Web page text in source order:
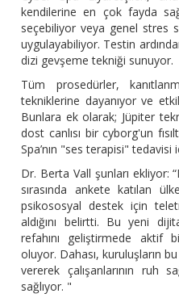
kendilerine en çok fayda
seçebiliyor veya genel stres
uygulayabiliyor. Testin
dizi gevşeme tekniği sunuyor.
Tüm prosedürler,
tekniklerine dayanıyor ve
Bunlara ek olarak; Jüpiter
dost canlısı bir cyborg'un
Spa’nın "ses terapisi" tedavisi
Dr. Berta Vall şunları ekliyor:
sırasında ankete katılan
psikososyal destek için
aldığını belirtti. Bu yeni
refahını geliştirmede aktif
oluyor. Dahası, kuruluşların
vererek çalışanlarının ruh
sağlıyor. "